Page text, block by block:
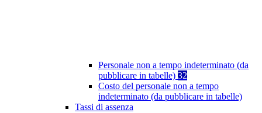
Personale non a tempo indeterminato (da
pubblicare in tabelle) 32
Costo del personale non a tempo
indeterminato (da pubblicare in tabelle)
Tassi di assenza